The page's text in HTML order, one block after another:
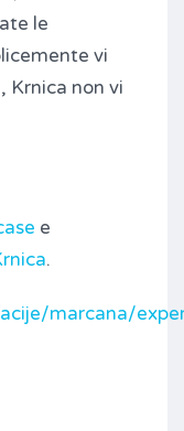
le
vi
non vi
e
.
marcana/